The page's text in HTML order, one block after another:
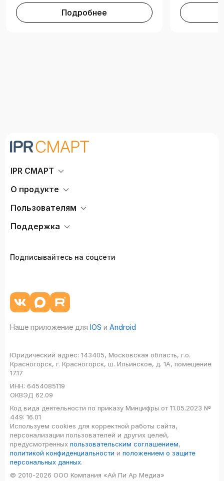
Подробнее
IPR СМАРТ
О продукте
Пользователям
Поддержка
Подписывайтесь на соцсети
Наше приложение для IOS и Android
Юридический адрес: 143405, Московская область, г.о.
Красногорск, г. Красногорск, ш. Ильинское, д. 1А, помещение
17.17
ИНН: 6454085119
ОКВЭД 62.09
Код вида деятельности по приказу Минцифры от 11.05.2023 №
449: 16.01
Используем cookies для корректной работы сайта,
персонализации пользователей и других целей,
предусмотренных пользовательским соглашением,
политикой конфиденциальности и положением о защите
персональных данных.
© 2010-2026 ООО Компания «Ай Пи Ар Медиа»